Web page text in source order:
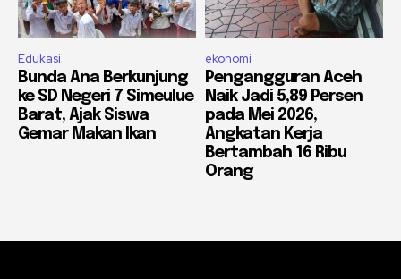
Edukasi
Bunda Ana Berkunjung
ke SD Negeri 7 Simeulue
Barat, Ajak Siswa
Gemar Makan Ikan
ekonomi
Pengangguran Aceh
Naik Jadi 5,89 Persen
pada Mei 2026,
Angkatan Kerja
Bertambah 16 Ribu
Orang